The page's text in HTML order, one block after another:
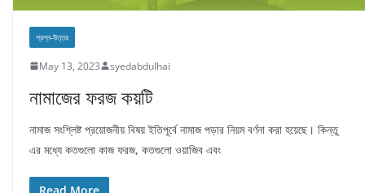
প্রশ্ন-উত্তর
May 13, 2023 syedabdulhai
নামাজের ফরজ কয়টি
নামাজ সংশ্লিষ্ট প্রয়োজনীয় বিষয় ইতিপূর্বে নামাজ পড়ার নিয়ম বর্ণনা করা হয়েছে। কিন্তু
এর মধ্যে কতগুলো কাজ ফরজ, কতগুলো ওয়াজিব এবং